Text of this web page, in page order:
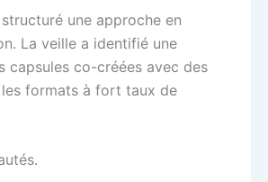
une approche en
La veille a identifié une
capsules co-créées avec des
les formats à fort taux de